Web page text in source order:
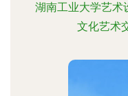
湖南工业大学艺术
文化艺术